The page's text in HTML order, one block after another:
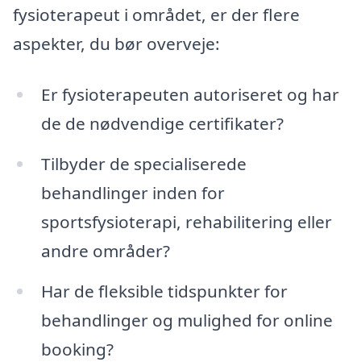
fysioterapeut i området, er der flere
aspekter, du bør overveje:
Er fysioterapeuten autoriseret og har
de de nødvendige certifikater?
Tilbyder de specialiserede
behandlinger inden for
sportsfysioterapi, rehabilitering eller
andre områder?
Har de fleksible tidspunkter for
behandlinger og mulighed for online
booking?